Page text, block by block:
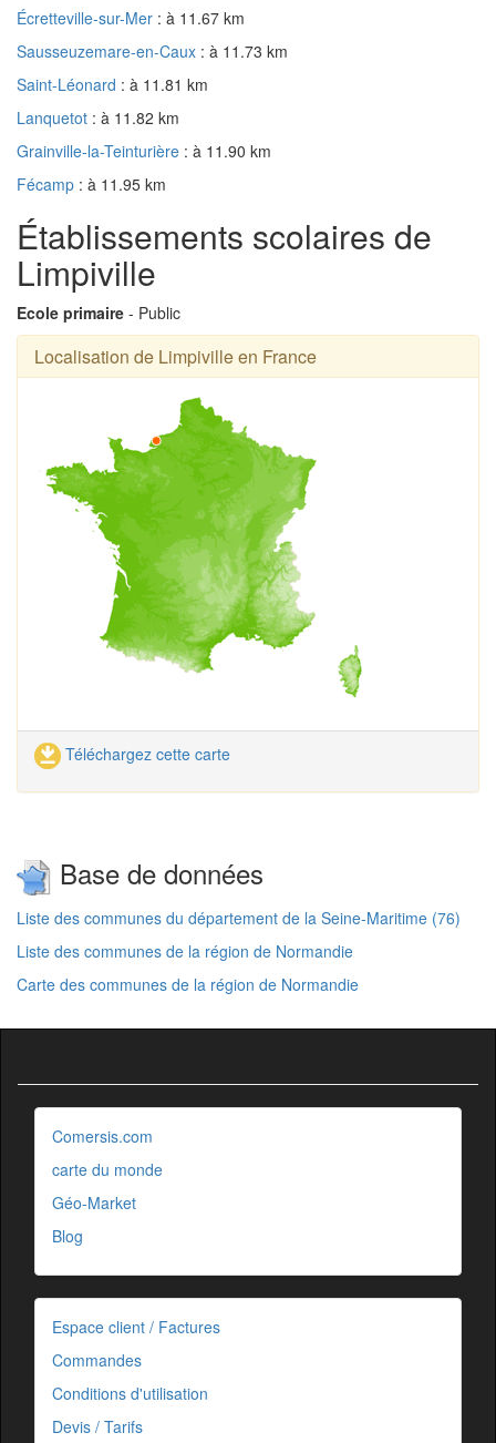
Écretteville-sur-Mer : à 11.67 km
Sausseuzemare-en-Caux : à 11.73 km
Saint-Léonard : à 11.81 km
Lanquetot : à 11.82 km
Grainville-la-Teinturière : à 11.90 km
Fécamp : à 11.95 km
Établissements scolaires de
Limpiville
Ecole primaire - Public
Localisation de Limpiville en France
Téléchargez cette carte
Base de données
Liste des communes du département de la Seine-Maritime (76)
Liste des communes de la région de Normandie
Carte des communes de la région de Normandie
Comersis.com
carte du monde
Géo-Market
Blog
Espace client / Factures
Commandes
Conditions d'utilisation
Devis / Tarifs